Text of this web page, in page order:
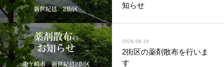
知らせ
2026.06.16
2街区の薬剤散布を行いま
す